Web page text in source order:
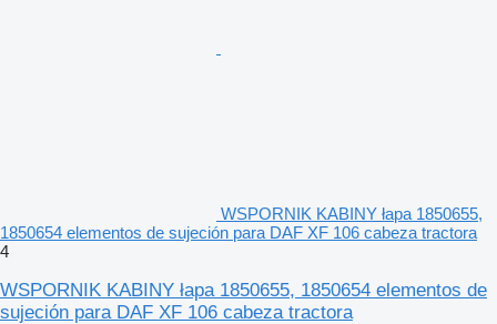
WSPORNIK KABINY łapa 1850655,
1850654 elementos de sujeción para DAF XF 106 cabeza tractora
4
WSPORNIK KABINY łapa 1850655, 1850654 elementos de
sujeción para DAF XF 106 cabeza tractora